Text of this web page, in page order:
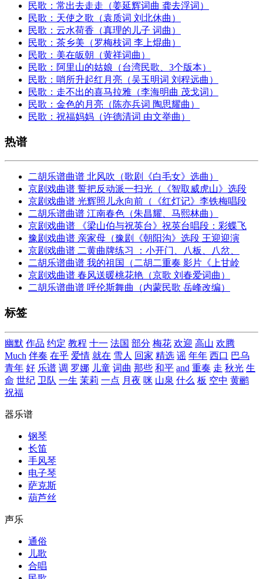
民歌：常出去走走（姜延辉词曲 龚去浮词）
民歌：天使之歌（袁质词 刘北休曲）
民歌：云水荷香（真理的儿子 词曲）
民歌：茶乡美（罗梅枝词 李上焜曲）
民歌：美在皈朝（黄祥词曲）
民歌：阿里山的姑娘（台湾民歌、3个版本）
民歌：哨所升起红月亮（吴玉明词 刘程远曲）
民歌：走不出的喜马拉雅（李海明曲 茂戈词）
民歌：金色的月亮（陈亦兵词 陶思耀曲）
民歌：祝福妈妈（许德清词 由文举曲）
热谱
二胡乐谱曲谱 北风吹（歌剧《白毛女》选曲）
京剧戏曲谱 誓把反动派一扫光（《智取威虎山》选段
京剧戏曲谱 光辉照儿永向前（《红灯记》李铁梅唱段
二胡乐谱曲谱 江南春色（朱昌耀、马熙林曲）
京剧戏曲谱 《梁山伯与祝英台》祝英台唱段：彩蝶飞
豫剧戏曲谱 亲家母（豫剧《朝阳沟》选段 王迎迎演
京剧戏曲谱 二黄曲牌练习 ：小开门、八板、八岔、
二胡乐谱曲谱 我的祖国（二胡二重奏 影片《上甘岭
京剧戏曲谱 春风送暖桃花艳（京歌 刘春爱词曲）
二胡乐谱曲谱 呼伦斯舞曲（内蒙民歌 岳峰改编）
标签
幽默 作品 约定 教程 十一 法国 部分 梅花 欢迎 高山 欢腾
Much 伴奏 在乎 爱情 就在 雪人 回家 精选 谣 年年 西口 巴乌
青年 好 乐谱 调 罗娜 儿童 词曲 那些 和平 and 重奏 走 秋光 生
命 世纪 卫队 一生 茉莉 一点 月夜 咪 山泉 什么 板 空中 黄鹂
祝福
器乐谱
钢琴
长笛
手风琴
电子琴
萨克斯
葫芦丝
声乐
通俗
儿歌
合唱